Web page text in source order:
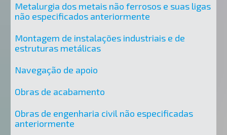
Metalurgia dos metais não ferrosos e suas ligas
não especificados anteriormente
Montagem de instalações industriais e de
estruturas metálicas
Navegação de apoio
Obras de acabamento
Obras de engenharia civil não especificadas
anteriormente